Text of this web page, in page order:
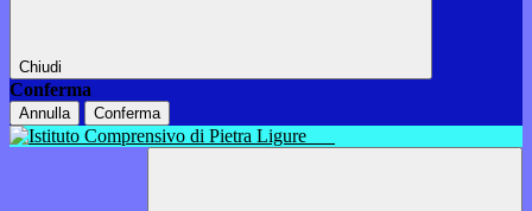
Chiudi
Conferma
Annulla Conferma